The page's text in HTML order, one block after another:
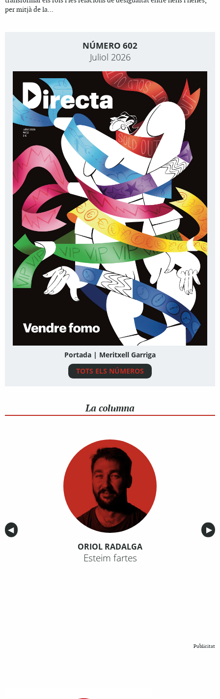
per mitjà de la...
NÚMERO 602
Juliol 2026
Portada | Meritxell Garriga
TOTS ELS NÚMEROS
La columna
Anterior
◀︎ ▶︎
ORIOL RADALGA
Esteim fartes
Publicitat